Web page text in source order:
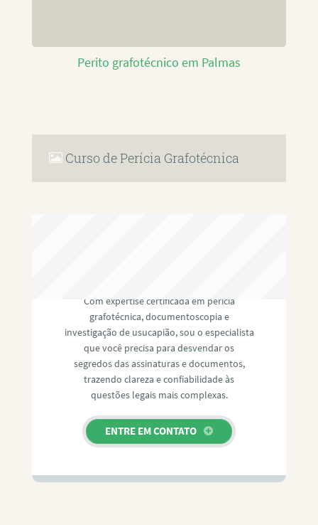
Perito grafotécnico em Palmas
Curso de Perícia Grafotécnica
Com expertise certificada em perícia
grafotécnica, documentoscopia e
investigação de usucapião, sou o especialista
que você precisa para desvendar os
segredos das assinaturas e documentos,
trazendo clareza e confiabilidade às
questões legais mais complexas.
ENTRE EM CONTATO